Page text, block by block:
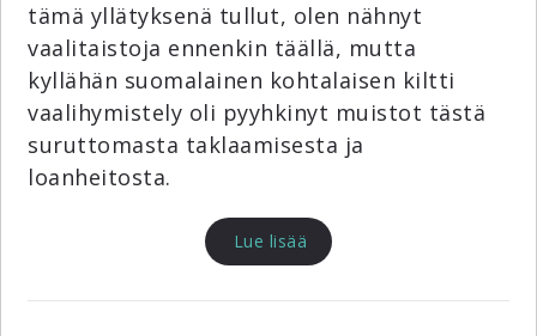
tämä yllätyksenä tullut, olen nähnyt
vaalitaistoja ennenkin täällä, mutta
kyllähän suomalainen kohtalaisen kiltti
vaalihymistely oli pyyhkinyt muistot tästä
suruttomasta taklaamisesta ja
loanheitosta.
Lue lisää